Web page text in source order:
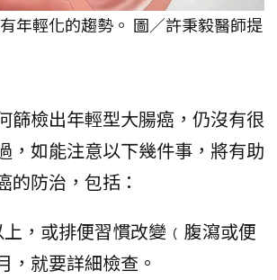
年輕化的趨勢。 圖／許秉毅醫師提
篩檢出年輕型大腸癌，仍沒有很
，如能注意以下幾件事，將有助
的防治，包括：
，或排便習慣改變﹙腹瀉或便
，就要詳細檢查。